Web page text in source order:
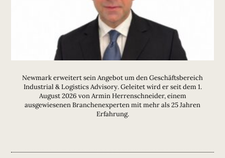
Newmark erweitert sein Angebot um den Geschäftsbereich
Industrial & Logistics Advisory. Geleitet wird er seit dem 1.
August 2026 von Armin Herrenschneider, einem
ausgewiesenen Branchenexperten mit mehr als 25 Jahren
Erfahrung.